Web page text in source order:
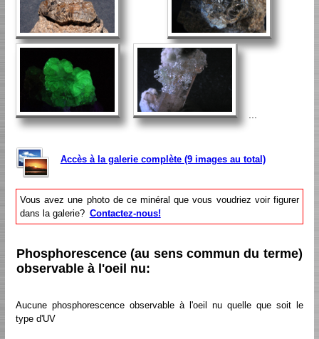
Accès à la galerie complète (9 images au total)
Vous avez une photo de ce minéral que vous voudriez voir figurer
dans la galerie? Contactez-nous!
Phosphorescence (au sens commun du terme)
observable à l'oeil nu:
Aucune phosphorescence observable à l'oeil nu quelle que soit le
type d'UV